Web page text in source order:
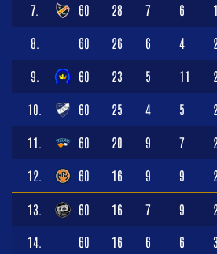
7. 60 28 7 6
8. 60 26 6 4
9. 60 23 5 11
10. 60 25 4 5
11. 60 20 9 7
12. 60 16 9 9
13. 60 16 7 9
14. 60 16 6 6